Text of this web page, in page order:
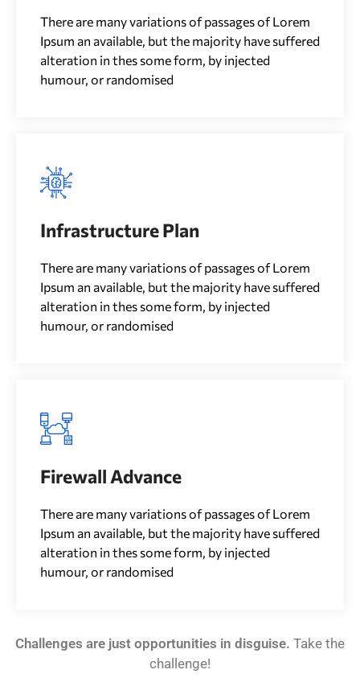
There are many variations of passages of Lorem
Ipsum an available, but the majority have suffered
alteration in thes some form, by injected
humour, or randomised
Infrastructure Plan
There are many variations of passages of Lorem
Ipsum an available, but the majority have suffered
alteration in thes some form, by injected
humour, or randomised
Firewall Advance
There are many variations of passages of Lorem
Ipsum an available, but the majority have suffered
alteration in thes some form, by injected
humour, or randomised
Challenges are just opportunities in disguise. Take the
challenge!